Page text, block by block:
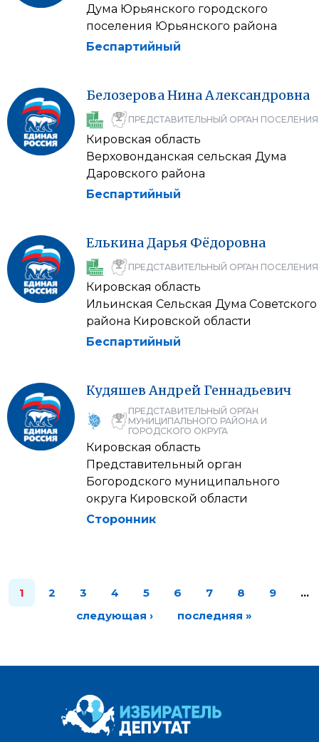
Дума Юрьянского городского
поселения Юрьянского района
Беспартийный
БелозероваНинаАлександровна
ПРЕДСТАВИТЕЛЬНЫЙ ОРГАН ПОСЕЛЕНИЯ
Кировская область
Верховонданская сельская Дума
Даровского района
Беспартийный
ЕлькинаДарья Фёдоровна
ПРЕДСТАВИТЕЛЬНЫЙ ОРГАН ПОСЕЛЕНИЯ
Кировская область
Ильинская Сельская Дума Советского
района Кировской области
Беспартийный
Кудяшев Андрей Геннадьевич
ПРЕДСТАВИТЕЛЬНЫЙ ОРГАН
МУНИЦИПАЛЬНОГО РАЙОНА И
ГОРОДСКОГО ОКРУГА
Кировская область
Представительный орган
Богородского муниципального
округа Кировской области
Сторонник
1 2 3 4 5 6 7 8 9
…
следующая ›
последняя »